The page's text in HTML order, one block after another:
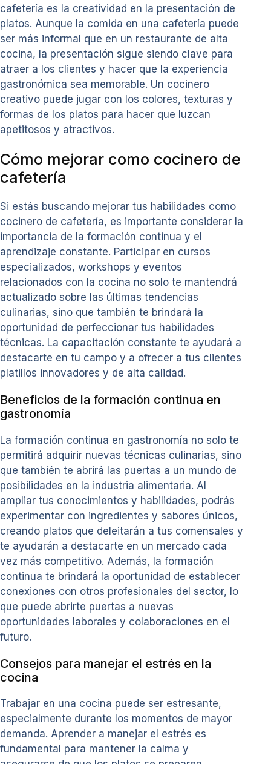
cafetería es la creatividad en la presentación de
platos. Aunque la comida en una cafetería puede
ser más informal que en un restaurante de alta
cocina, la presentación sigue siendo clave para
atraer a los clientes y hacer que la experiencia
gastronómica sea memorable. Un cocinero
creativo puede jugar con los colores, texturas y
formas de los platos para hacer que luzcan
apetitosos y atractivos.
Cómo mejorar como cocinero de
cafetería
Si estás buscando mejorar tus habilidades como
cocinero de cafetería, es importante considerar la
importancia de la formación continua y el
aprendizaje constante. Participar en cursos
especializados, workshops y eventos
relacionados con la cocina no solo te mantendrá
actualizado sobre las últimas tendencias
culinarias, sino que también te brindará la
oportunidad de perfeccionar tus habilidades
técnicas. La capacitación constante te ayudará a
destacarte en tu campo y a ofrecer a tus clientes
platillos innovadores y de alta calidad.
Beneficios de la formación continua en
gastronomía
La formación continua en gastronomía no solo te
permitirá adquirir nuevas técnicas culinarias, sino
que también te abrirá las puertas a un mundo de
posibilidades en la industria alimentaria. Al
ampliar tus conocimientos y habilidades, podrás
experimentar con ingredientes y sabores únicos,
creando platos que deleitarán a tus comensales y
te ayudarán a destacarte en un mercado cada
vez más competitivo. Además, la formación
continua te brindará la oportunidad de establecer
conexiones con otros profesionales del sector, lo
que puede abrirte puertas a nuevas
oportunidades laborales y colaboraciones en el
futuro.
Consejos para manejar el estrés en la
cocina
Trabajar en una cocina puede ser estresante,
especialmente durante los momentos de mayor
demanda. Aprender a manejar el estrés es
fundamental para mantener la calma y